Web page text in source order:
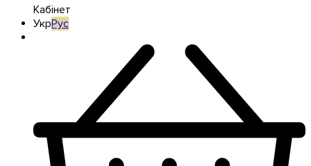
Кабінет
УкрРус